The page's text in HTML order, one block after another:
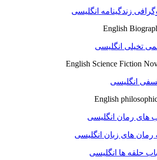
زندگینامه انگلیسی
English
تخیلی انگلیسی
English Science Fiction
انگلیسی
English
های رمان انگلیسی
های زبان انگلیسی
حلقه ها انگلیسی